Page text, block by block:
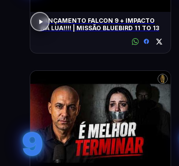
LANÇAMENTO FALCON 9 + IMPACTO
NA LUA!!!! | MISSÃO BLUEBIRD 11 TO 13
9